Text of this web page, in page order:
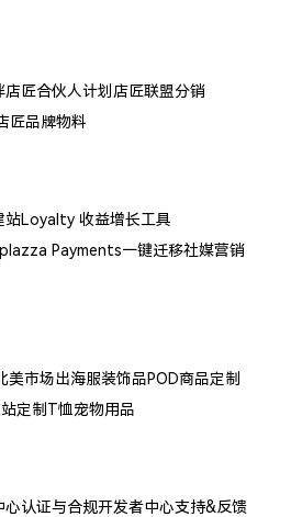
店匠合伙人计划 店匠联盟分销
匠品牌物料
站Loyalty 收益增长工具
Payments一键迁移社媒营销
美市场出海服装饰品POD商品定制
定制T恤宠物用品
心认证与合规开发者中心支持&反馈